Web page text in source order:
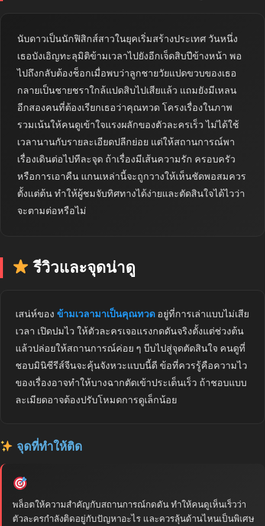
นับดาวเป็นนักฟิสิกส์สาวในยุคเริ่มสร้างประเทศ วันหนึ่ง
เธอบังเอิญทะลุมิติข้ามเวลาไปยังอีกเจ็ดสิบปีข้างหน้า พอ
ไปถึงกลับต้องช็อกเมื่อพบว่าลูกชายวัยแปดขวบของเธอ
กลายเป็นชายชราใกล้แปดสิบไปเสียแล้ว แถมยังมีเหลน
อีกสองคนที่ต้องเรียกเธอว่าคุณทวด โครงเรื่องในภาพ
รวมเน้นให้คนดูเข้าใจแรงผลักของตัวละครเร็ว ไม่ได้ใช้
เวลานานกับรายละเอียดปลีกย่อย แต่ให้สถานการณ์พา
เรื่องเดินต่อไปทีละจุด ถ้าเรื่องมีเส้นความรัก ครอบครัว
หรือการเอาคืน แกนเหล่านี้จะถูกวางให้เห็นชัดพอสมควร
ตั้งแต่ต้น ทำให้ผู้ชมจับทิศทางได้ง่ายและตัดสินใจได้ไวว่า
จะตามต่อหรือไม่
รีวิวและจุดน่าดู
เสน่ห์ของ ข้ามเวลามาเป็นคุณทวด อยู่ที่การเล่าแบบไม่เสีย
เวลา เปิดปมไว ให้ตัวละครเจอแรงกดดันจริงตั้งแต่ช่วงต้น
แล้วปล่อยให้สถานการณ์ค่อย ๆ บีบไปสู่จุดตัดสินใจ คนดูที่
ชอบมินิซีรีส์จีนจะคุ้นจังหวะแบบนี้ดี ข้อที่ควรรู้คือความไว
ของเรื่องอาจทำให้บางฉากตัดเข้าประเด็นเร็ว ถ้าชอบแบบ
ละเมียดอาจต้องปรับโหมดการดูเล็กน้อย
จุดที่ทำให้ติด
พล็อตให้ความสำคัญกับสถานการณ์กดดัน ทำให้คนดูเห็นเร็วว่า
ตัวละครกำลังติดอยู่กับปัญหาอะไร และควรลุ้นด้านไหนเป็นพิเศษ